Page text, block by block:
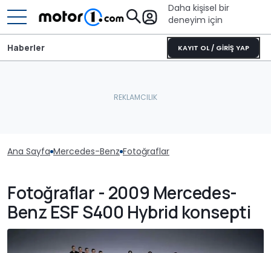
Daha kişisel bir
deneyim için
KAYIT OL / GİRİŞ YAP
Haberler
Ana Sayfa Mercedes-Benz Fotoğraflar
Fotoğraflar - 2009 Mercedes-
Benz ESF S400 Hybrid konsepti